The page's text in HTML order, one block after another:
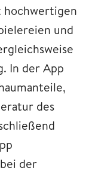
hochwertigen
und
In der App
des
der